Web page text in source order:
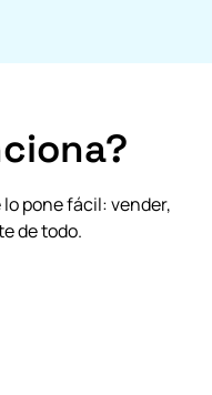
pone fácil: vender,
de todo.